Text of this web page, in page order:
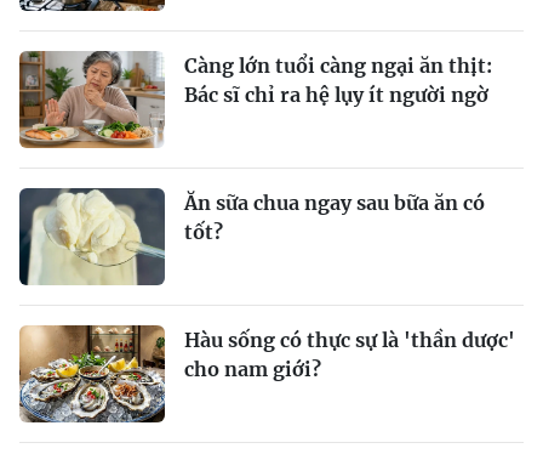
Càng lớn tuổi càng ngại ăn thịt:
Bác sĩ chỉ ra hệ lụy ít người ngờ
Ăn sữa chua ngay sau bữa ăn có
tốt?
Hàu sống có thực sự là 'thần dược'
cho nam giới?